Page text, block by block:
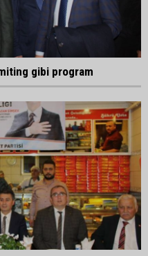
gibi program